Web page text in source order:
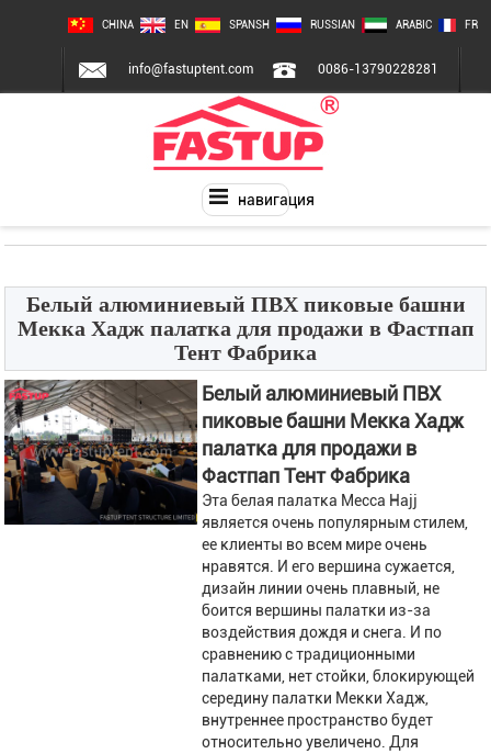
CHINA EN SPANSH RUSSIAN ARABIC FR
info@fastuptent.com 0086-13790228281
навигация
Белый алюминиевый ПВХ пиковые башни
Мекка Хадж палатка для продажи в Фастпап
Тент Фабрика
Белый алюминиевый ПВХ
пиковые башни Мекка Хадж
палатка для продажи в
Фастпап Тент Фабрика
Эта белая палатка Mecca Hajj
является очень популярным стилем,
ее клиенты во всем мире очень
нравятся. И его вершина сужается,
дизайн линии очень плавный, не
боится вершины палатки из-за
воздействия дождя и снега. И по
сравнению с традиционными
палатками, нет стойки, блокирующей
середину палатки Мекки Хадж,
внутреннее пространство будет
относительно увеличено. Для